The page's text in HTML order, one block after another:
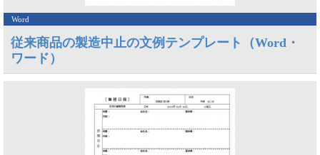
Word
従来商品の製造中止の文例テンプレート（Word・
ワード）